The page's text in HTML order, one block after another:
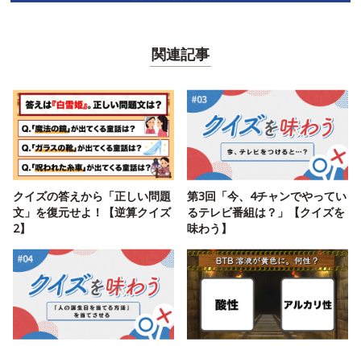
関連記事
クイズの答えから「正しい問題
文」を復元せよ！【逆算クイズ
2】
第3回「今、4チャンでやってい
るテレビ番組は？」【クイズを
味わう】